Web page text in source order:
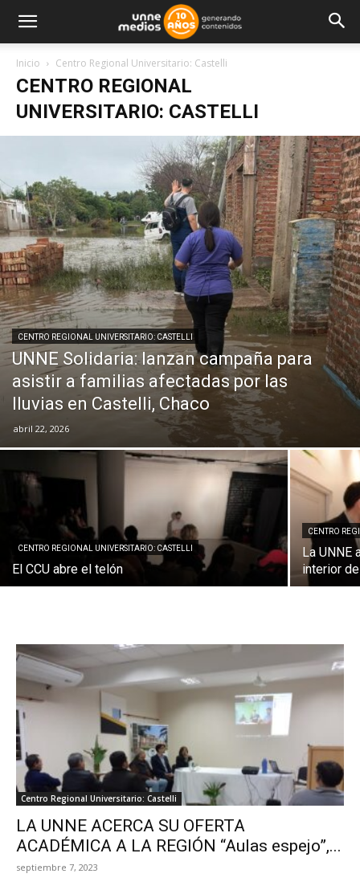
Inicio Centro Regional Universitario: Castelli
CENTRO REGIONAL
UNIVERSITARIO: CASTELLI
CENTRO REGIONAL UNIVERSITARIO: CASTELLI
UNNE Solidaria: lanzan campaña para
asistir a familias afectadas por las
lluvias en Castelli, Chaco
abril 22, 2026
CENTRO REGIONAL UNIVERSITARIO: CASTELLI
El CCU abre el telón
CENTRO
La UNNE
interior
Centro Regional Universitario: Castelli
LA UNNE ACERCA SU OFERTA
ACADÉMICA A LA REGIÓN “Aulas espejo”,...
septiembre 7, 2023